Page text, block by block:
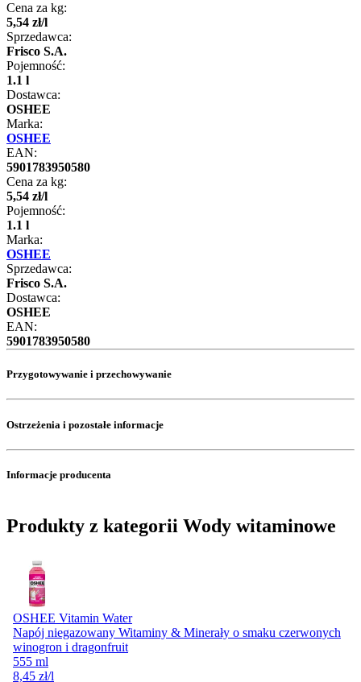
Cena za kg:
5,54 zł/l
Sprzedawca:
Frisco S.A.
Pojemność:
1.1 l
Dostawca:
OSHEE
Marka:
OSHEE
EAN:
5901783950580
Cena za kg:
5,54 zł/l
Pojemność:
1.1 l
Marka:
OSHEE
Sprzedawca:
Frisco S.A.
Dostawca:
OSHEE
EAN:
5901783950580
Przygotowywanie i przechowywanie
Ostrzeżenia i pozostałe informacje
Informacje producenta
Produkty z kategorii Wody witaminowe
OSHEE Vitamin Water
Napój niegazowany Witaminy & Minerały o smaku czerwonych
winogron i dragonfruit
555 ml
8,45 zł/l